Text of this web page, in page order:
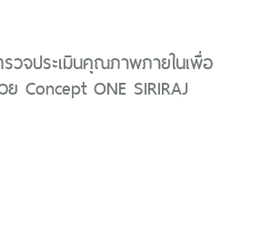
วจประเมินคุณภาพภายในเพื่อ
Concept ONE SIRIRAJ